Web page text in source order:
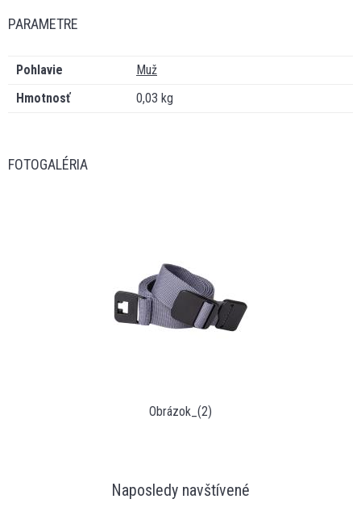
PARAMETRE
Pohlavie
Muž
Hmotnosť
0,03 kg
FOTOGALÉRIA
Obrázok_(2)
Naposledy navštívené